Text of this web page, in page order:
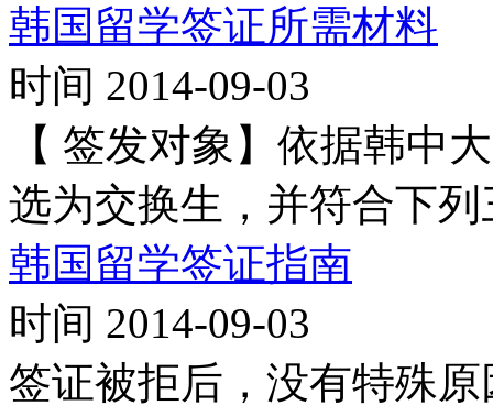
韩国留学签证所需材料
时间 2014-09-03
【 签发对象】依据韩中
选为交换生，并符合下
韩国留学签证指南
时间 2014-09-03
签证被拒后，没有特殊